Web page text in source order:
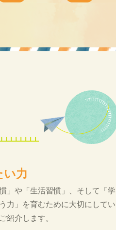
い力
慣」や「生活習慣」、そして「学
力」を育むために大切にしてい
紹介します。